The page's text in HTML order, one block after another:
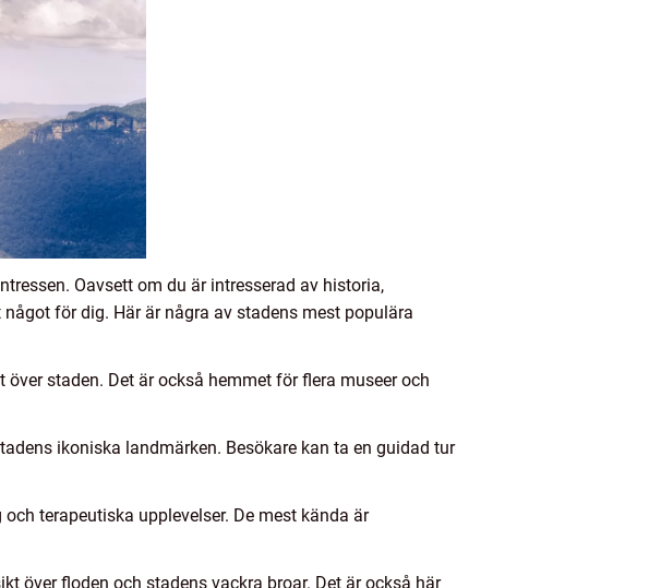
Oavsett om du är intresserad av historia,
för dig. Här är några av stadens mest populära
staden. Det är också hemmet för flera museer och
ikoniska landmärken. Besökare kan ta en guidad tur
terapeutiska upplevelser. De mest kända är
över floden och stadens vackra broar. Det är också här